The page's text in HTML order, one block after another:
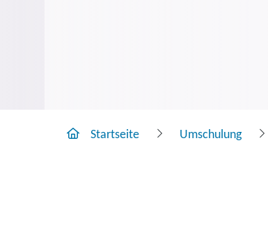
Startseite Umschulung